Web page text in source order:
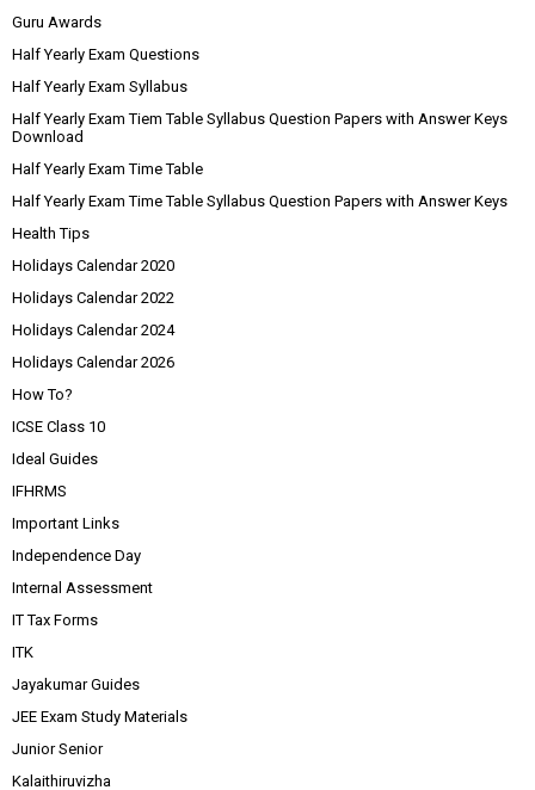
Guru Awards
Half Yearly Exam Questions
Half Yearly Exam Syllabus
Half Yearly Exam Tiem Table Syllabus Question Papers with Answer Keys
Download
Half Yearly Exam Time Table
Half Yearly Exam Time Table Syllabus Question Papers with Answer Keys
Health Tips
Holidays Calendar 2020
Holidays Calendar 2022
Holidays Calendar 2024
Holidays Calendar 2026
How To?
ICSE Class 10
Ideal Guides
IFHRMS
Important Links
Independence Day
Internal Assessment
IT Tax Forms
ITK
Jayakumar Guides
JEE Exam Study Materials
Junior Senior
Kalaithiruvizha